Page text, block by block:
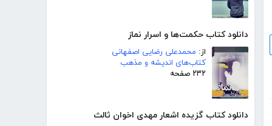
دانلود کتاب حکمت‌ها و اسرار نماز
از: محمدعلی رضایی اصفهانی
کتاب‌های اندیشه و مذهب
۲۳۲ صفحه
دانلود کتاب گزیده اشعار مهدی اخوان ثالث